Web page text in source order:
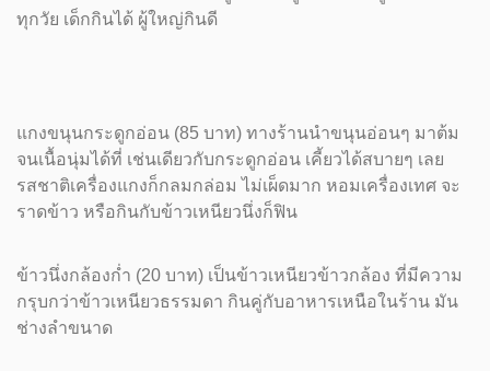
ทุกวัย เด็กกินได้ ผู้ใหญ่กินดี
แกงขนุนกระดูกอ่อน (85 บาท) ทางร้านนำขนุนอ่อนๆ มาต้ม
จนเนื้อนุ่มได้ที่ เช่นเดียวกับกระดูกอ่อน เคี้ยวได้สบายๆ เลย
รสชาติเครื่องแกงก็กลมกล่อม ไม่เผ็ดมาก หอมเครื่องเทศ จะ
ราดข้าว หรือกินกับข้าวเหนียวนึ่งก็ฟิน
ข้าวนึ่งกล้องก่ำ (20 บาท) เป็นข้าวเหนียวข้าวกล้อง ที่มีความ
กรุบกว่าข้าวเหนียวธรรมดา กินคู่กับอาหารเหนือในร้าน มัน
ช่างลำขนาด